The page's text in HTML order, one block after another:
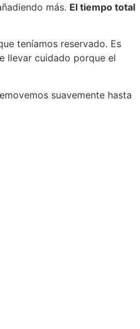
más. El tiempo total
teníamos reservado. Es
llevar cuidado porque el
suavemente hasta